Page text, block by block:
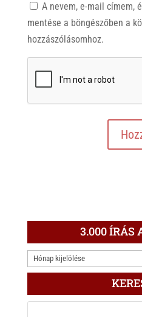
A nevem, e-mail címem,
mentése a böngészőben a
hozzászólásomhoz.
3.000 ÍRÁS
3.000
ÍRÁS
BLOGON